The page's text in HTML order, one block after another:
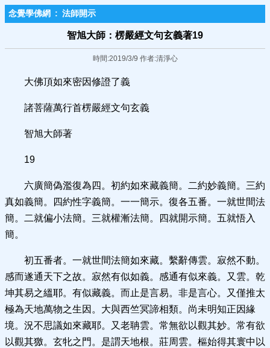
念覺學佛網 : 法師開示
智旭大師：楞嚴經文句玄義著19
時間:2019/3/9 作者:清淨心
大佛頂如來密因修證了義
諸菩薩萬行首楞嚴經文句玄義
智旭大師著
19
六廣簡偽濫復為四。初約如來藏義簡。二約妙義簡。三約
真如義簡。四約性字義簡。一一簡示。復各五番。一就世間法
簡。二就偏小法簡。三就權漸法簡。四就開示簡。五就悟入
簡。
初五番者。一就世間法簡如來藏。繫辭傳雲。寂然不動。
感而遂通天下之故。寂然有似如義。感通有似來義。又雲。乾
坤其易之縕耶。有似藏義。而止是言易。非是言心。又僅推太
極為天地萬物之生因。大與西竺冥諦相類。尚未明知正因緣
境。況不思議如來藏耶。又老聃雲。常無欲以觀其妙。常有欲
以觀其獥。玄牝之門。是謂天地根。莊周雲。樞始得其寰中以